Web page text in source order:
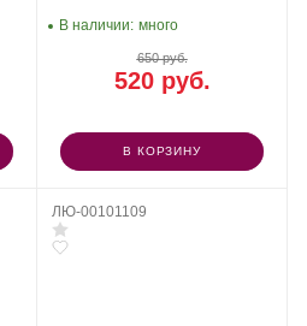
520 руб.
650 руб.
В наличии: много
В КОРЗИНУ
ЛЮ-00101109